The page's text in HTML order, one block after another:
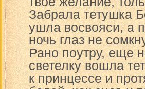
Забрала тетушка
ушла восвояси, а
ночь глаз не
Рано поутру, еще
светелку вошла
к принцессе и